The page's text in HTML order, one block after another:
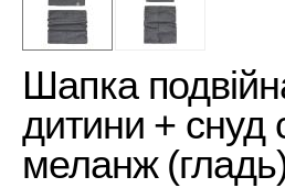
Шапка
дитини + снуд
меланж